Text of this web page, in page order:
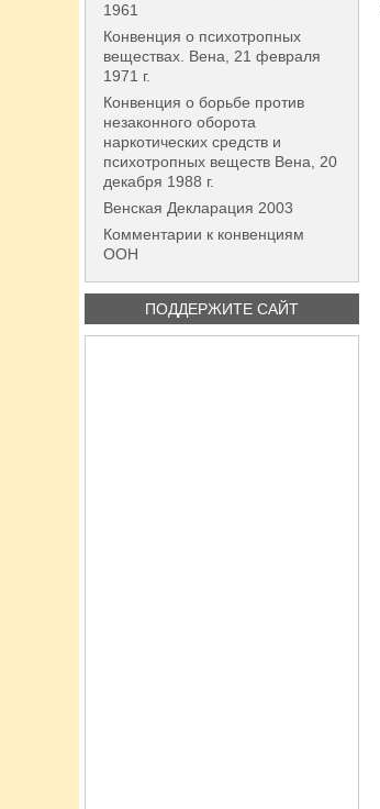
1961
Конвенция о психотропных
веществах. Вена, 21 февраля
1971 г.
Конвенция о борьбе против
незаконного оборота
наркотических средств и
психотропных веществ Вена, 20
декабря 1988 г.
Венская Декларация 2003
Комментарии к конвенциям
ООН
ПОДДЕРЖИТЕ САЙТ